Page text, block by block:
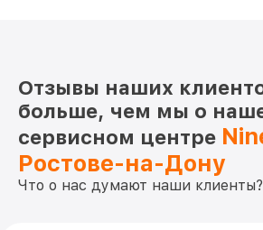
Отзывы наших
больше, чем мы о
сервисном центре
Ростове-на-Дону
Что о нас думают наши клиенты?